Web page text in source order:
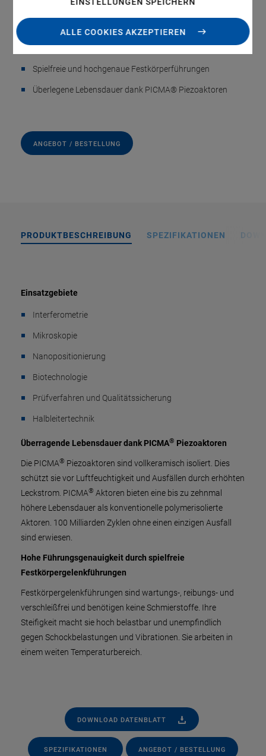
ALLE COOKIES AKZEPTIEREN
Besonders kostengünstige Systeme (Mechanik und
Controller)
Spielfreie und hochgenaue Festkörperführungen
Überlegene Lebensdauer dank PICMA® Piezoaktoren
ANGEBOT / BESTELLUNG
PRODUKTBESCHREIBUNG SPEZIFIKATIONEN
Einsatzgebiete
Interferometrie
Mikroskopie
Nanopositionierung
Biotechnologie
Prüfverfahren und Qualitätssicherung
Halbleitertechnik
Überragende Lebensdauer dank PICMA® Piezoaktoren
Die PICMA® Piezoaktoren sind vollkeramisch isoliert. Dies
schützt sie vor Luftfeuchtigkeit und Ausfällen durch erhöhten
Leckstrom. PICMA® Aktoren bieten eine bis zu zehnmal
höhere Lebensdauer als konventionelle polymerisolierte
Aktoren. 100 Milliarden Zyklen ohne einen einzigen Ausfall
sind erwiesen.
Hohe Führungsgenauigkeit durch spielfreie
Festkörpergelenkführungen
Festkörpergelenkführungen sind wartungs-, reibungs- und
verschleißfrei und benötigen keine Schmierstoffe. Ihre
Steifigkeit macht sie hoch belastbar und unempfindlich
gegen Schockbelastungen und Vibrationen. Sie arbeiten in
einem weiten Temperaturbereich.
DOWNLOAD DATENBLATT
SPEZIFIKATIONEN ANGEBOT / BESTELLUNG